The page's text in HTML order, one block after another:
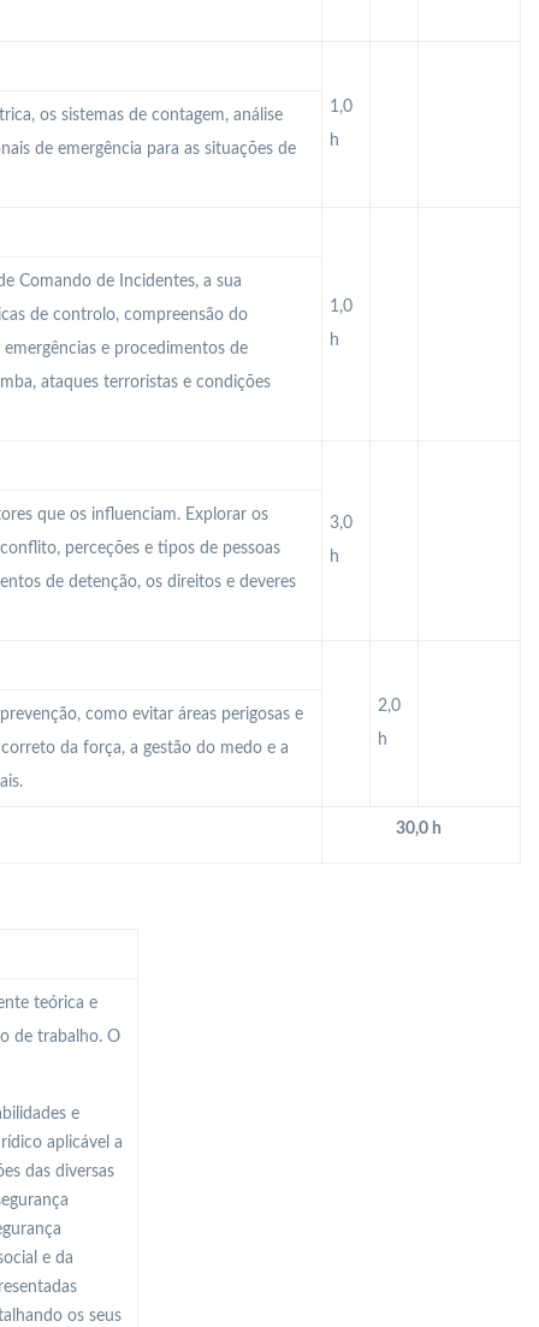
1,0
h
os sistemas de contagem, análise
de emergência para as situações de
1,0
h
Comando de Incidentes, a sua
de controlo, compreensão do
e procedimentos de
ataques terroristas e condições
3,0
h
que os influenciam. Explorar os
perceções e tipos de pessoas
de detenção, os direitos e deveres
2,0
h
como evitar áreas perigosas e
da força, a gestão do medo e a
30,0 h
teórica e
de trabalho. O
e
aplicável a
das diversas
e da
os seus